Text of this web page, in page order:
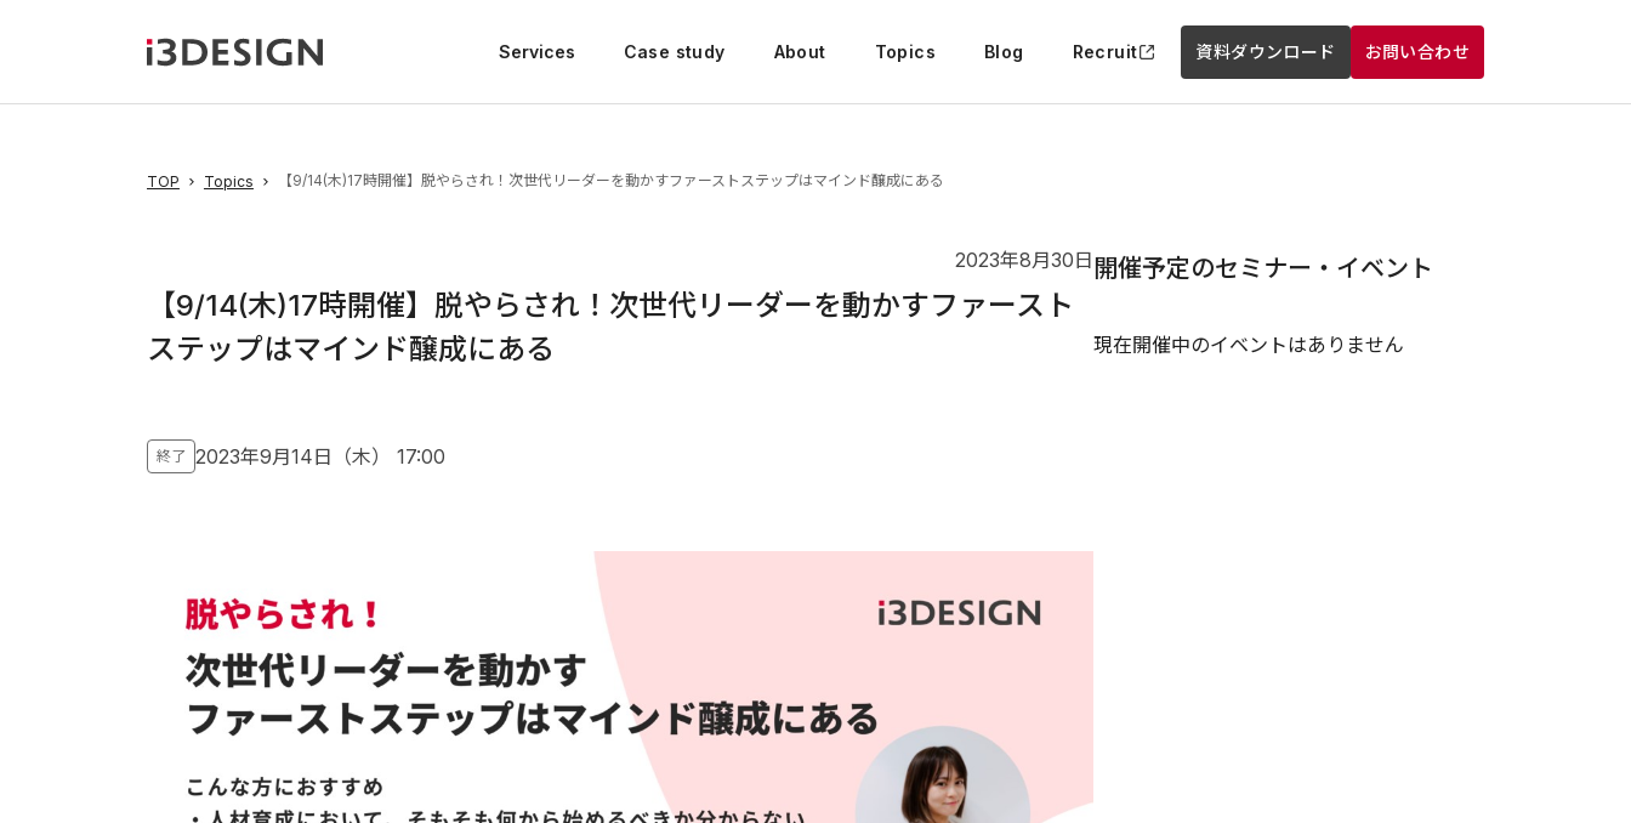
Services Case study About Topics Blog Recruit 資料ダウンロード お問い合わせ
TOP Topics 【9/14(木)17時開催】脱やらされ！次世代リーダーを動かすファーストステップはマインド醸成にある
2023年8月30日
【9/14(木)17時開催】脱やらされ！次世代リーダーを動かすファースト
ステップはマインド醸成にある
終了 2023年9月14日（木） 17:00
開催予定のセミナー・イベント
現在開催中のイベントはありません